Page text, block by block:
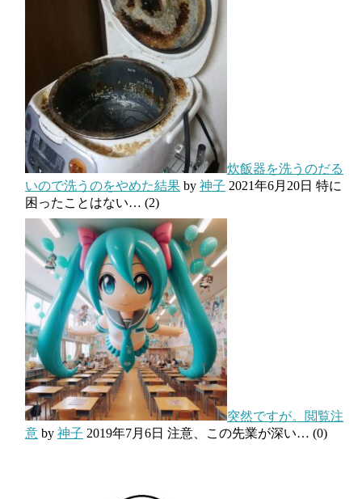
炊飯器を洗うのだる
いので洗うのをやめた結果 by 神子 2021年6月20日 特に
困ったことはない… (2)
突然ですが。閲覧注
意 by 神子 2019年7月6日 注意、この先業が深い… (0)